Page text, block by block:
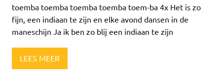
toemba toemba toemba toemba toem-ba 4x Het is zo
fijn, een indiaan te zijn en elke avond dansen in de
maneschijn Ja ik ben zo blij een indiaan te zijn
LEES MEER